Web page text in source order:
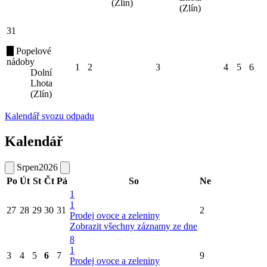
(Zlín)
(Zlín)
31
Popelové
nádoby
Dolní
Lhota
(Zlín)
1 2 3 4 5 6
Kalendář svozu odpadu
Kalendář
Srpen2026
Po Út St Čt Pá So Ne
27 28 29 30 31
1
1
Prodej ovoce a zeleniny
Zobrazit všechny záznamy ze dne
2
3 4 5 6 7
8
1
Prodej ovoce a zeleniny
9